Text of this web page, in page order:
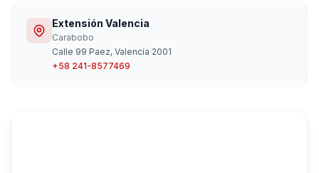
Extensión Valencia
Carabobo
Calle 99 Paez, Valencia 2001
+58 241-8577469